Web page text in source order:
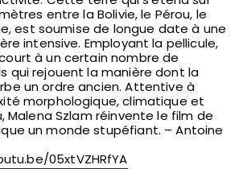
entre la Bolivie, le Pérou, le
est soumise de longue date à une
intensive. Employant la pellicule,
à un certain nombre de
qui rejouent la manière dont la
un ordre ancien. Attentive à
morphologique, climatique et
Malena Szlam réinvente le film de
un monde stupéfiant. – Antoine
05xtVZHRfYA